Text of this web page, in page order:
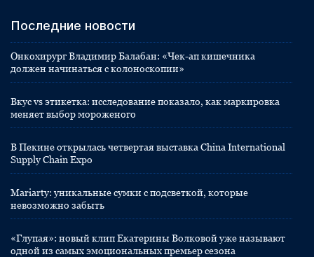
Последние новости
Онкохирург Владимир Балабан: «Чек-ап кишечника
должен начинаться с колоноскопии»
Вкус vs этикетка: исследование показало, как маркировка
меняет выбор мороженого
В Пекине открылась четвертая выставка China International
Supply Chain Expo
Mariarty: уникальные сумки с подсветкой, которые
невозможно забыть
«Глупая»: новый клип Екатерины Волковой уже называют
одной из самых эмоциональных премьер сезона